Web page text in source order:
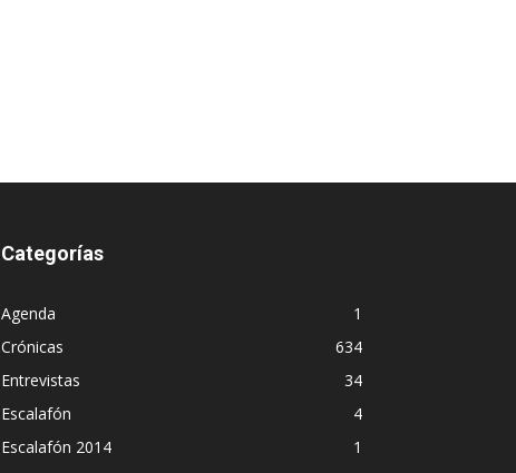
Categorías
Agenda
1
Crónicas
634
Entrevistas
34
Escalafón
4
Escalafón 2014
1